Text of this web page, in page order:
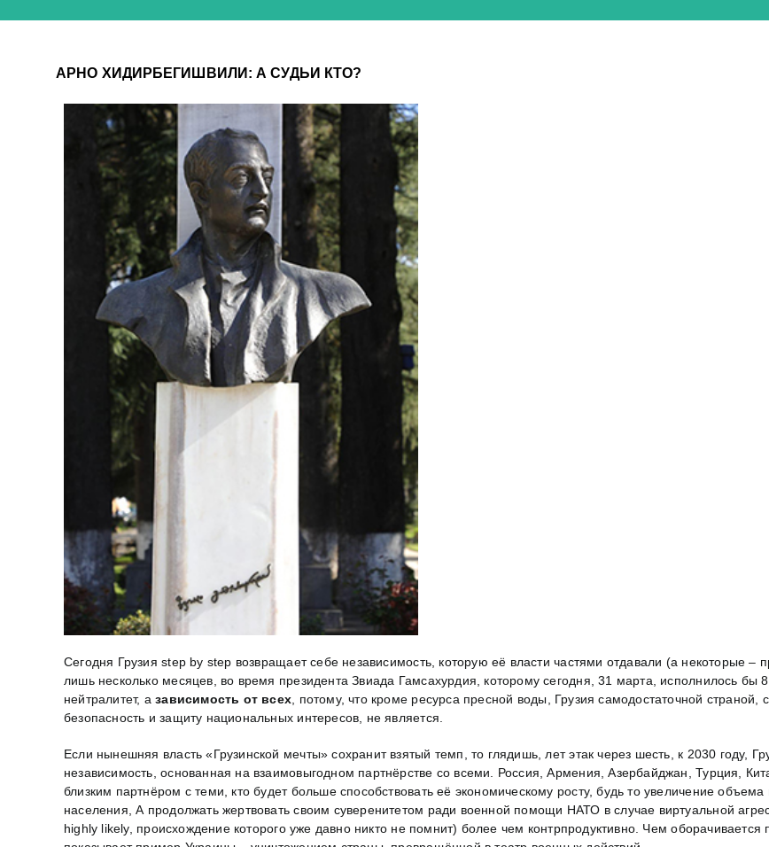
АРНО ХИДИРБЕГИШВИЛИ: А СУДЬИ КТО?
Сегодня Грузия step by step возвращает себе независимость, которую её власти частями отдавали (а некоторые
лишь несколько месяцев, во время президента Звиада Гамсахурдия, которому сегодня, 31 марта, исполнилось бы
нейтралитет, азависимость от всех, потому, что кроме ресурса пресной воды, Грузия самодостаточной
безопасность и защиту национальных интересов, не является.
Если нынешняя власть «Грузинской мечты» сохранит взятый темп, то глядишь, лет этак через шесть, к 2030 году,
независимость, основанная на взаимовыгодном партнёрстве cо всеми. Россия, Армения, Азербайджан, Турция,
близким партнёром с теми, кто будет больше способствовать её экономическому росту, будь то увеличение
населения, А продолжать жертвовать своим суверенитетом ради военной помощи НАТО в случае виртуальной
highly likely, происхождение которого уже давно никто не помнит) более чем контрпродуктивно. Чем